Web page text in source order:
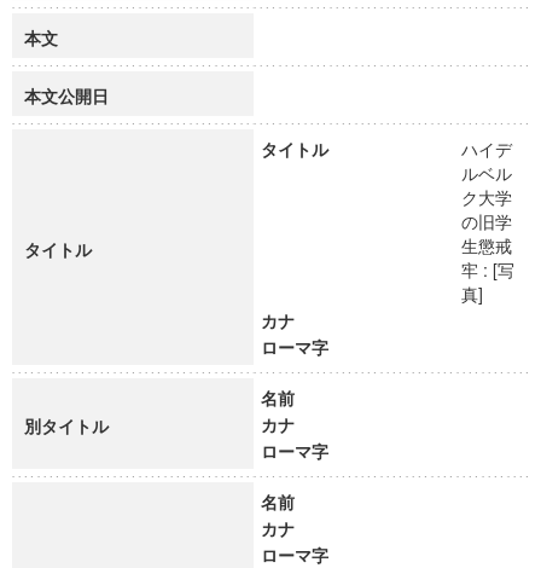
本文
本文公開日
タイトル
タイトル
ハイデ
ルベル
ク大学
の旧学
生懲戒
牢 : [写
真]
カナ
ローマ字
別タイトル
名前
カナ
ローマ字
名前
カナ
ローマ字